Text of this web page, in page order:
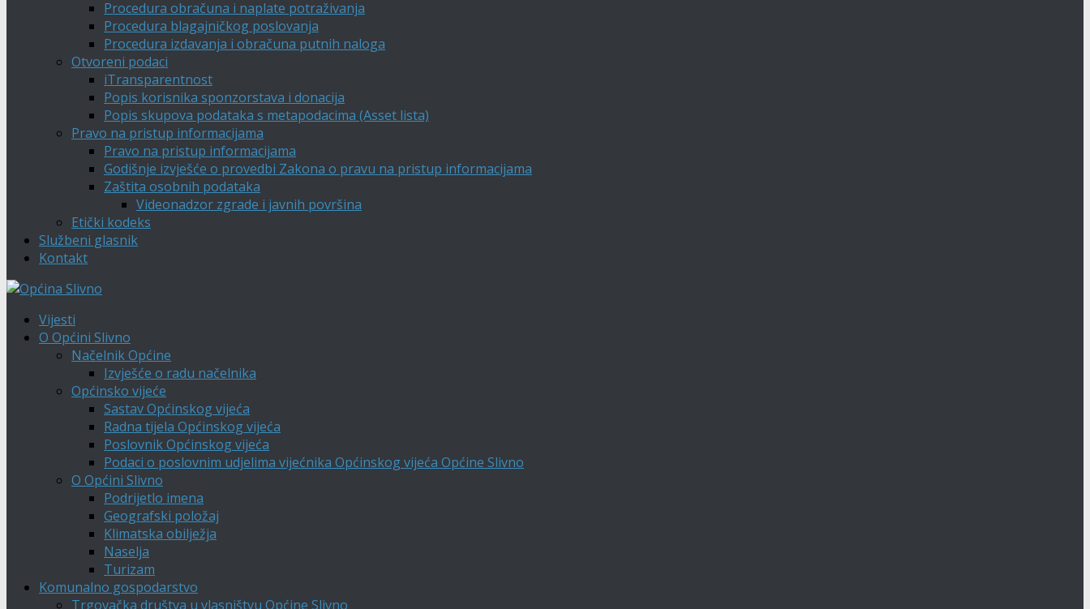
Procedura obračuna i naplate potraživanja
Procedura blagajničkog poslovanja
Procedura izdavanja i obračuna putnih naloga
Otvoreni podaci
iTransparentnost
Popis korisnika sponzorstava i donacija
Popis skupova podataka s metapodacima (Asset lista)
Pravo na pristup informacijama
Pravo na pristup informacijama
Godišnje izvješće o provedbi Zakona o pravu na pristup informacijama
Zaštita osobnih podataka
Videonadzor zgrade i javnih površina
Etički kodeks
Službeni glasnik
Kontakt
Vijesti
O Općini Slivno
Načelnik Općine
Izvješće o radu načelnika
Općinsko vijeće
Sastav Općinskog vijeća
Radna tijela Općinskog vijeća
Poslovnik Općinskog vijeća
Podaci o poslovnim udjelima vijećnika Općinskog vijeća Općine Slivno
O Općini Slivno
Podrijetlo imena
Geografski položaj
Klimatska obilježja
Naselja
Turizam
Komunalno gospodarstvo
Trgovačka društva u vlasništvu Općine Slivno